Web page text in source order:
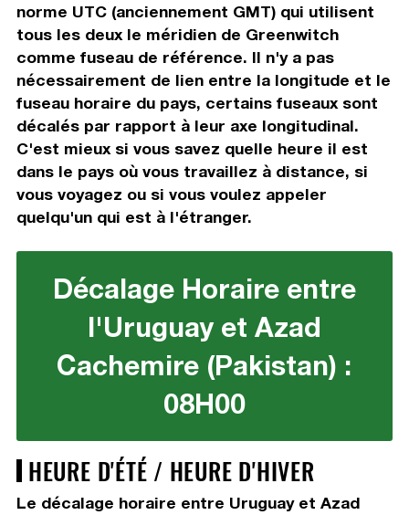
norme UTC (anciennement GMT) qui utilisent
tous les deux le méridien de Greenwitch
comme fuseau de référence. Il n'y a pas
nécessairement de lien entre la longitude et le
fuseau horaire du pays, certains fuseaux sont
décalés par rapport à leur axe longitudinal.
C'est mieux si vous savez quelle heure il est
dans le pays où vous travaillez à distance, si
vous voyagez ou si vous voulez appeler
quelqu'un qui est à l'étranger.
Décalage Horaire entre
l'Uruguay et Azad
Cachemire (Pakistan) :
08H00
HEURE D'ÉTÉ / HEURE D'HIVER
Le décalage horaire entre Uruguay et Azad